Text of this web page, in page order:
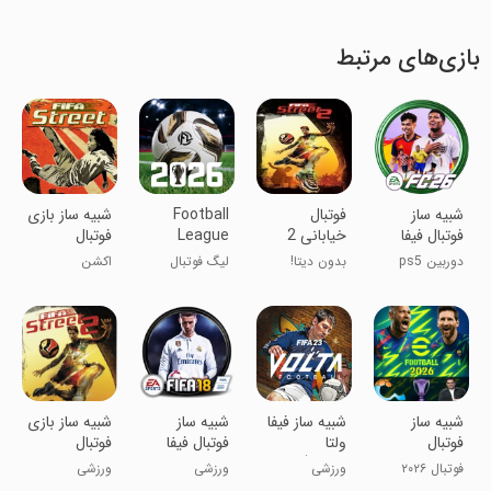
بازی‌های مرتبط
‏‏‏‏‏‏‏‏‏‏شبیه ساز
فوتبال فیفا
دوربین ps5
فوتبال
خیابانی 2
بدون دیتا!
Football
League
2026
لیگ فوتبال
شبیه ساز بازی
فوتبال
خیابانی
اکشن
‏‏‏شبیه ساز
فوتبال
eFOOTBALL
2026
فوتبال ۲۰۲۶
شبیه ساز فیفا
ولتا
2023(فوتبال
خیابانی)
ورزشی
‏شبیه ساز
فوتبال فیفا
2018
ورزشی
شبیه ساز بازی
فوتبال
خیابانی 2
ورزشی